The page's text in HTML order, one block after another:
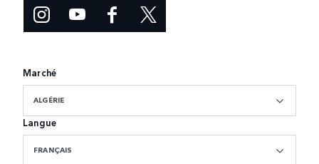
Marché
ALGÉRIE
Langue
FRANÇAIS